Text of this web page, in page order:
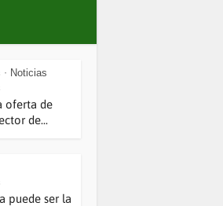
• Noticias
oferta de
de...
puede ser la